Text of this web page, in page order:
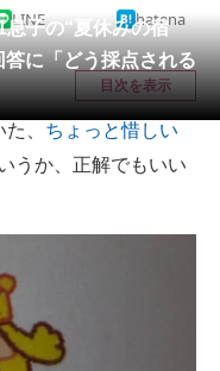
子の“夏休みの宿
に「どう採点される
LINE hatena
目次を表示
、 ちょっと惜しい
うか、正解でもいい